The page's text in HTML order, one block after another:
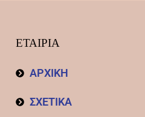
ΕΤΑΙΡΙΑ
ΑΡΧΙΚΗ
ΣΧΕΤΙΚΑ